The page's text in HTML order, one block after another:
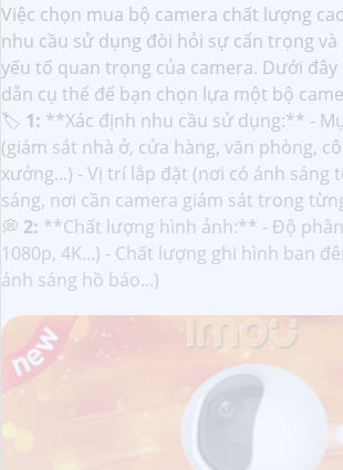
Việc chọn mua bộ camera chất lượng
nhu cầu sử dụng đòi hỏi sự cẩn trọng và
yếu tố quan trọng của camera. Dưới
dẫn cụ thể để bạn chọn lựa một bộ
🏷 1: **Xác định nhu cầu sử dụng:** -
(giám sát nhà ở, cửa hàng, văn phòng,
xưởng...) - Vị trí lắp đặt (nơi có ánh sáng
sáng, nơi cần camera giám sát trong
💭 2: **Chất lượng hình ảnh:** - Độ phân
1080p, 4K...) - Chất lượng ghi hình ban
ánh sáng hồ báo...)